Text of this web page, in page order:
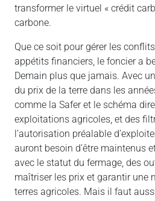
transformer le virtuel « crédit
carbone.
Que ce soit pour gérer les
appétits financiers, le foncier a
Demain plus que jamais. Avec
du prix de la terre dans les
comme la Safer et le schéma
exploitations agricoles, et des
l’autorisation préalable
auront besoin d’être maintenus
avec le statut du fermage, des
maîtriser les prix et garantir une
terres agricoles. Mais il faut